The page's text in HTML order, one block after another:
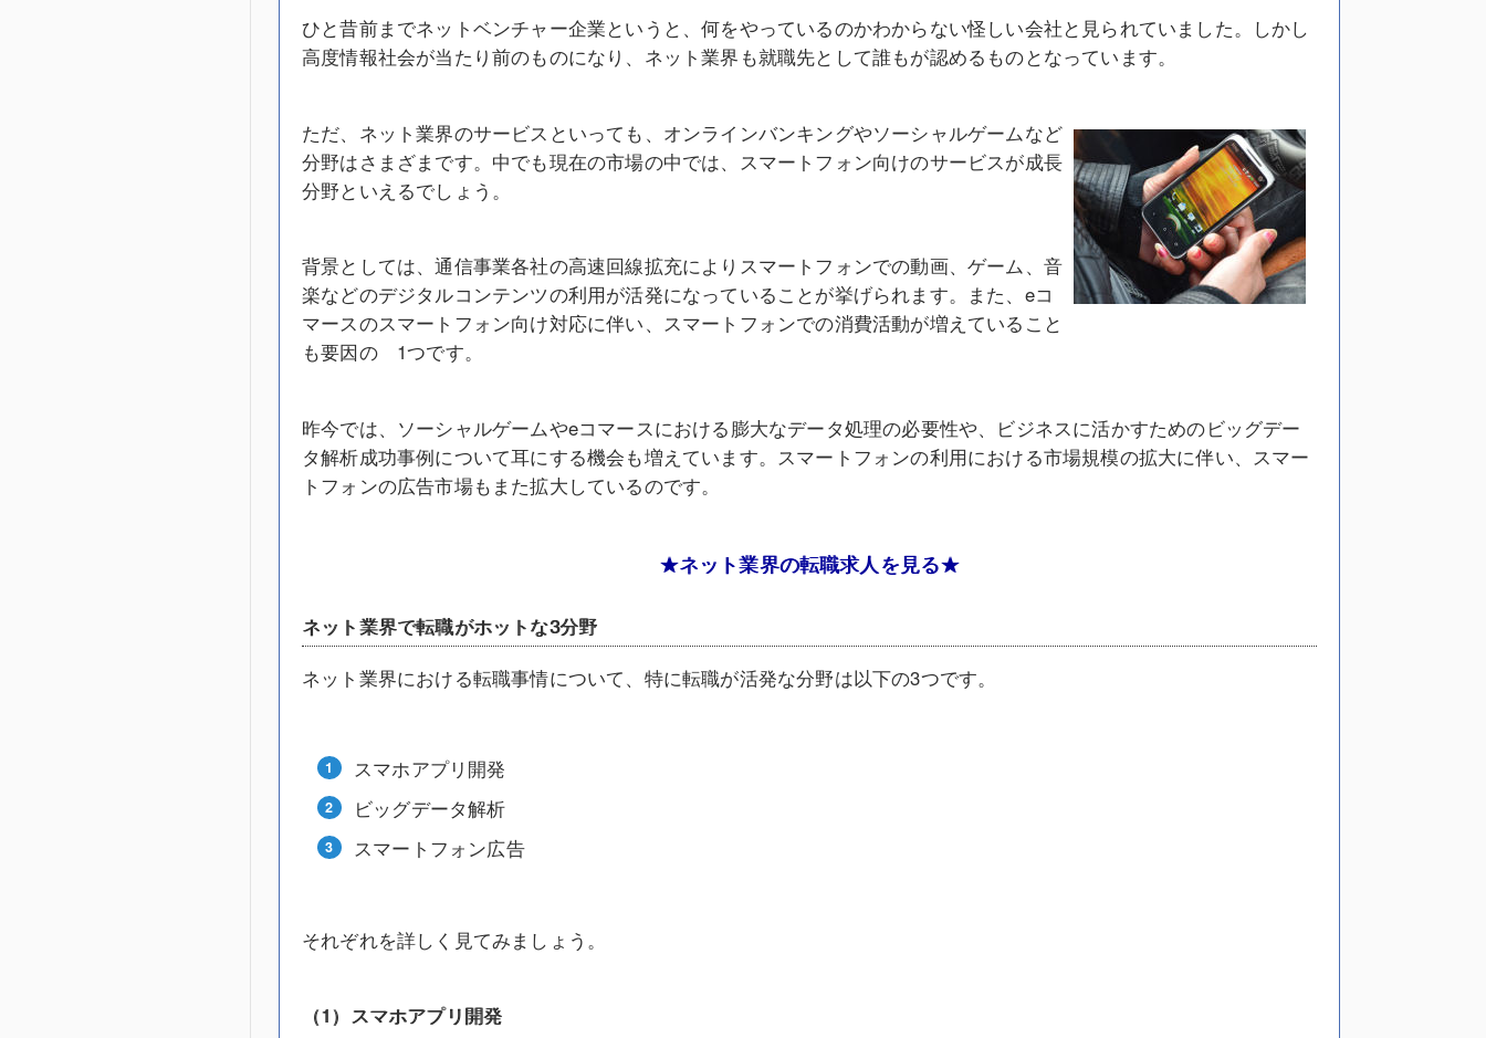
ひと昔前までネットベンチャー企業というと、何をやっているのかわからない怪しい会社と見られていました。しかし
高度情報社会が当たり前のものになり、ネット業界も就職先として誰もが認めるものとなっています。
ただ、ネット業界のサービスといっても、オンラインバンキングやソーシャルゲームなど
分野はさまざまです。中でも現在の市場の中では、スマートフォン向けのサービスが成長
分野といえるでしょう。
背景としては、通信事業各社の高速回線拡充によりスマートフォンでの動画、ゲーム、音
楽などのデジタルコンテンツの利用が活発になっていることが挙げられます。また、eコ
マースのスマートフォン向け対応に伴い、スマートフォンでの消費活動が増えていること
も要因の 1つです。
昨今では、ソーシャルゲームやeコマースにおける膨大なデータ処理の必要性や、ビジネスに活かすためのビッグデー
タ解析成功事例について耳にする機会も増えています。スマートフォンの利用における市場規模の拡大に伴い、スマー
トフォンの広告市場もまた拡大しているのです。
★ネット業界の転職求人を見る★
ネット業界で転職がホットな3分野
ネット業界における転職事情について、特に転職が活発な分野は以下の3つです。
スマホアプリ開発
ビッグデータ解析
スマートフォン広告
それぞれを詳しく見てみましょう。
（1）スマホアプリ開発